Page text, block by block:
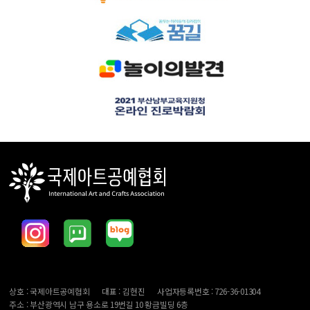
상호 : 국제아트공예협회 대표 : 김현진
사업자등록번호 : 726-36-01304
주소 : 부산광역시 남구 용소로 19번길 10 황금빌딩 6층